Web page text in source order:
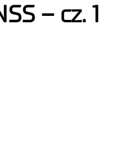
– cz. 1